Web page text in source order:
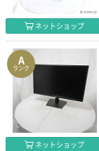
ネットショップ
A
ランク
ネットショップ